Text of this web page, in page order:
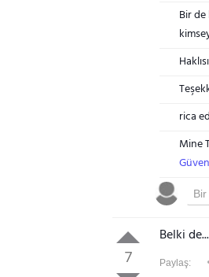
Bir
rica
Mine
7
Belki
Paylaş: